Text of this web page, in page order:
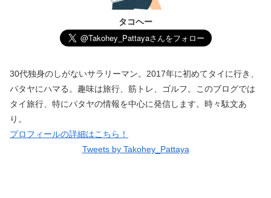
タコヘー
30代独身のしがないサラリーマン。2017年に初めてタイに行き、
パタヤにハマる。趣味は旅行、筋トレ、ゴルフ。このブログでは
タイ旅行、特にパタヤの情報を中心に発信します。時々駄文あ
り。
プロフィールの詳細はこちら！
Tweets by Takohey_Pattaya